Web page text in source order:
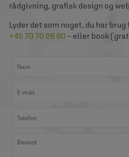
rådgivning, grafisk design og
Lyder det som noget, du har brug
+45 70 70 26 80 – eller book